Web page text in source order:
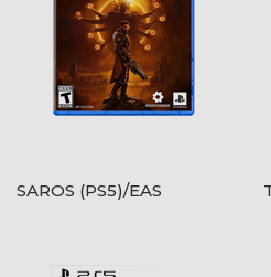
SAROS (PS5)/EAS